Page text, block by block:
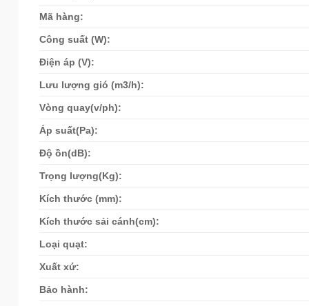
Mã hàng:
Công suất (W):
Điện áp (V):
Lưu lượng gió (m3/h):
Vòng quay(v/ph):
Áp suất(Pa):
Độ ồn(dB):
Trọng lượng(Kg):
Kích thước (mm):
Kích thước sải cánh(cm):
Loại quạt:
Xuất xứ:
Bảo hành: